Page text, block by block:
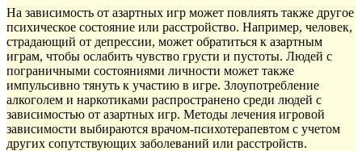
На зависимость от азартных игр может повлиять также другое
психическое состояние или расстройство. Например, человек,
страдающий от депрессии, может обратиться к азартным
играм, чтобы ослабить чувство грусти и пустоты. Людей с
пограничными состояниями личности может также
импульсивно тянуть к участию в игре. Злоупотребление
алкоголем и наркотиками распространено среди людей с
зависимостью от азартных игр. Методы лечения игровой
зависимости выбираются врачом-психотерапевтом с учетом
других сопутствующих заболеваний или расстройств.